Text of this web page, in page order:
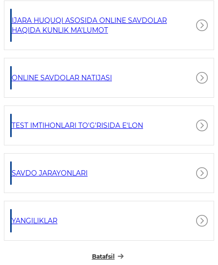
IJARA HUQUQI ASOSIDA ONLINE SAVDOLAR
HAQIDA KUNLIK MA'LUMOT
ONLINE SAVDOLAR NATIJASI
TEST IMTIHONLARI TO'G'RISIDA E'LON
SAVDO JARAYONLARI
YANGILIKLAR
Batafsil